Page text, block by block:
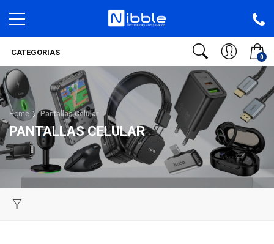
0
CATEGORIAS
Home Pantallas Celular
PANTALLAS CELULAR